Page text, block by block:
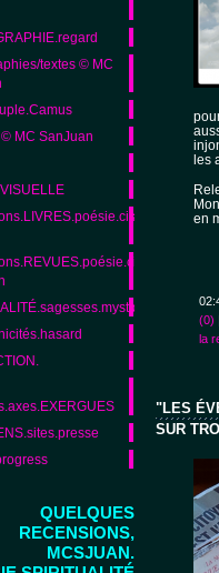
textes © MC
MC SanJuan
QUELQUES
RECENSIONS,
MCSJUAN.
les
en
(0)
la
"LES
SUR